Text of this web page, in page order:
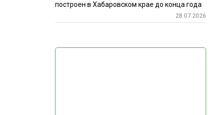
построен в Хабаровском крае до конца года
28.07.2026